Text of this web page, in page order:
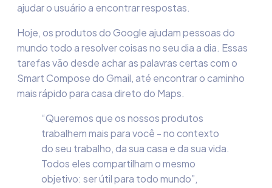
ajudar o usuário a encontrar respostas.
Hoje, os produtos do Google ajudam pessoas do
mundo todo a resolver coisas no seu dia a dia. Essas
tarefas vão desde achar as palavras certas com o
Smart Compose do Gmail, até encontrar o caminho
mais rápido para casa direto do Maps.
“Queremos que os nossos produtos
trabalhem mais para você - no contexto
do seu trabalho, da sua casa e da sua vida.
Todos eles compartilham o mesmo
objetivo: ser útil para todo mundo”,